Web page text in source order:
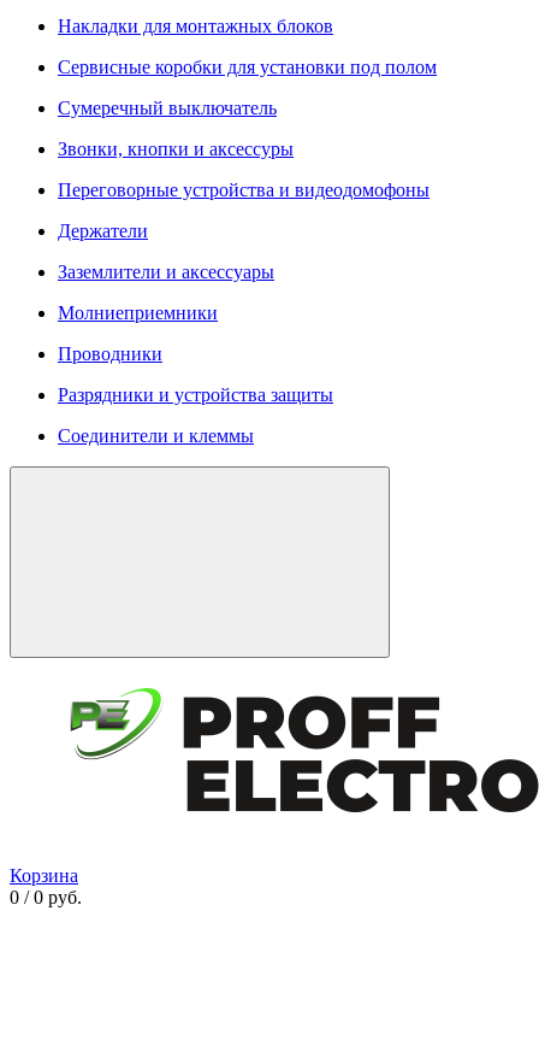
Накладки для монтажных блоков
Сервисные коробки для установки под полом
Сумеречный выключатель
Звонки, кнопки и аксессуры
Переговорные устройства и видеодомофоны
Держатели
Заземлители и аксессуары
Молниеприемники
Проводники
Разрядники и устройства защиты
Соединители и клеммы
Корзина
0 / 0 руб.